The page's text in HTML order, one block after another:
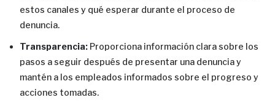
estos canales y qué esperar durante el proceso de
denuncia.
Transparencia: Proporciona información clara sobre los
pasos a seguir después de presentar una denuncia y
mantén a los empleados informados sobre el progreso y
acciones tomadas.